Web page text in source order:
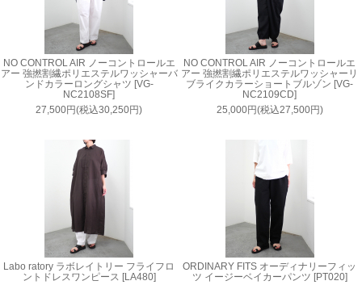
NO CONTROL AIR ノーコントロールエ
アー 強撚割繊ポリエステルワッシャーバ
ンドカラーロングシャツ [VG-
NC2108SF]
27,500円(税込30,250円)
NO CONTROL AIR ノーコントロールエ
アー 強撚割繊ポリエステルワッシャーリ
ブライクカラーショートブルゾン [VG-
NC2109CD]
25,000円(税込27,500円)
Labo ratory ラボレイトリー フライフロ
ントドレスワンピース [LA480]
ORDINARY FITS オーディナリーフィッ
ツ イージーベイカーパンツ [PT020]